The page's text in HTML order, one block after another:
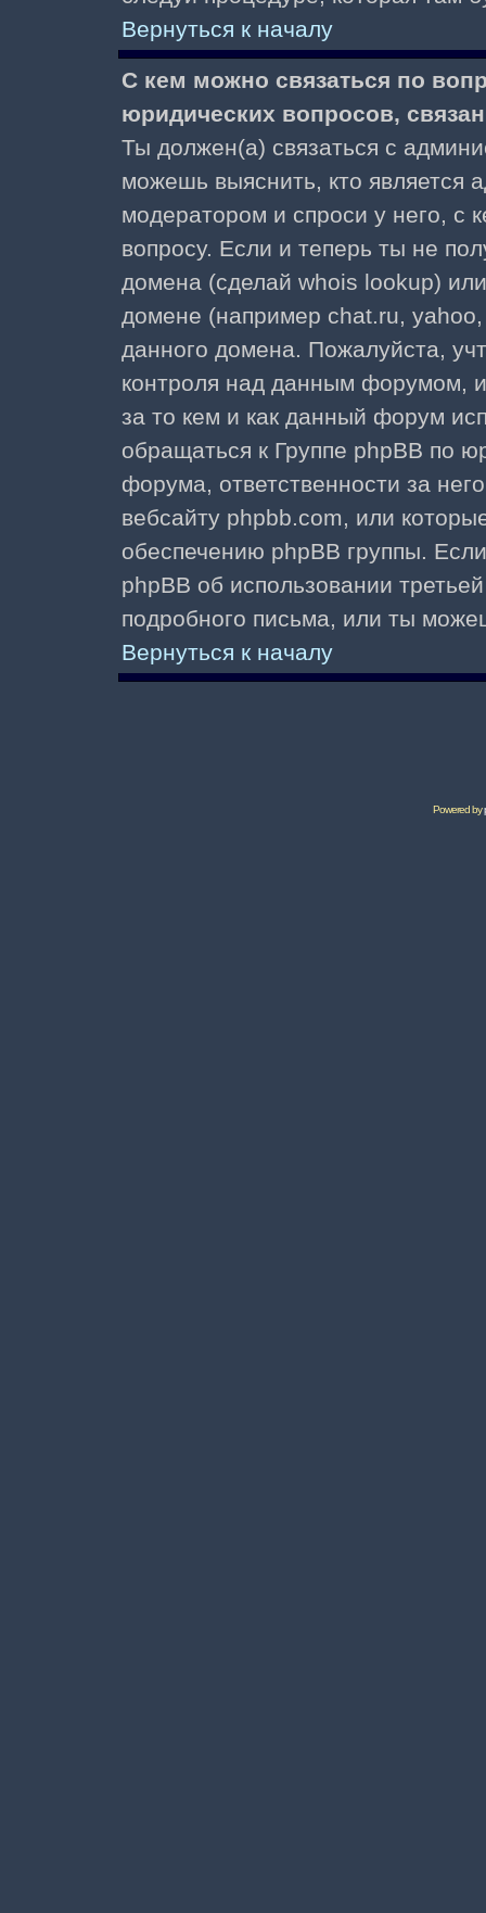
Вернуться к началу
С кем можно связаться по
юридических вопросов,
Ты должен(а) связаться с
можешь выяснить, кто является
модератором и спроси у него, с
вопросу. Если и теперь ты не
домена (сделай whois lookup)
домене (например chat.ru,
данного домена. Пожалуйста,
контроля над данным форумом,
за то кем и как данный форум
обращаться к Группе phpBB по
форума, ответственности за
вебсайту phpbb.com, или
обеспечению phpBB группы.
phpBB об использовании
подробного письма, или ты
Вернуться к началу
Powered by